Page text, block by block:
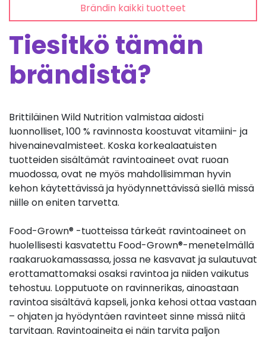
Brändin kaikki tuotteet
Tiesitkö tämän
brändistä?
Brittiläinen Wild Nutrition valmistaa aidosti
luonnolliset, 100 % ravinnosta koostuvat vitamiini- ja
hivenainevalmisteet. Koska korkealaatuisten
tuotteiden sisältämät ravintoaineet ovat ruoan
muodossa, ovat ne myös mahdollisimman hyvin
kehon käytettävissä ja hyödynnettävissä siellä missä
niille on eniten tarvetta.
Food-Grown® -tuotteissa tärkeät ravintoaineet on
huolellisesti kasvatettu Food-Grown®-menetelmällä
raakaruokamassassa, jossa ne kasvavat ja sulautuvat
erottamattomaksi osaksi ravintoa ja niiden vaikutus
tehostuu. Lopputuote on ravinnerikas, ainoastaan
ravintoa sisältävä kapseli, jonka kehosi ottaa vastaan
– ohjaten ja hyödyntäen ravinteet sinne missä niitä
tarvitaan. Ravintoaineita ei näin tarvita paljon